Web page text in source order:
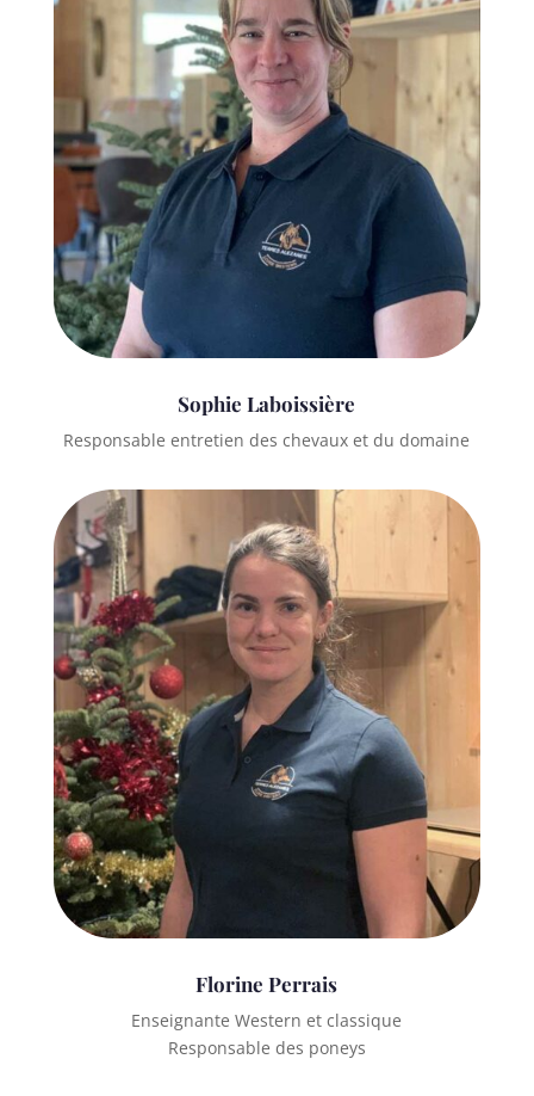
Sophie Laboissière
Responsable entretien des chevaux et du domaine
Florine Perrais
Enseignante Western et classique
Responsable des poneys